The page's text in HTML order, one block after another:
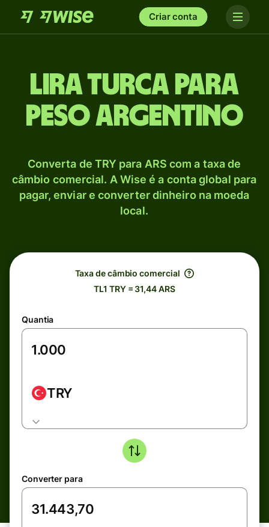
Criar conta
Lira turca para
Peso argentino
Converta de TRY para ARS com a taxa de
câmbio comercial. A Wise é a conta global para
pagar, enviar e converter dinheiro na moeda
local.
Taxa de câmbio comercial
TL1 TRY = 31,44 ARS
Quantia
TRY
Converter para